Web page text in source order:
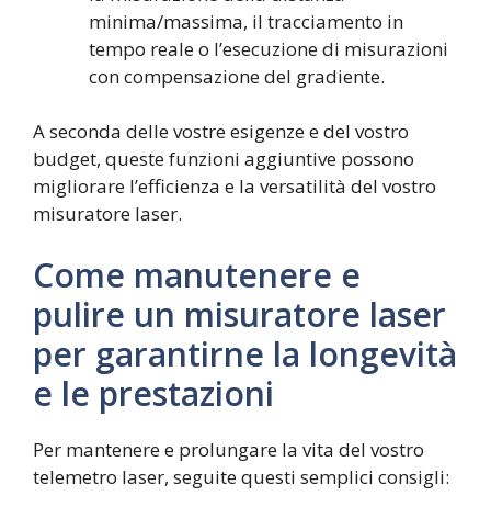
minima/massima, il tracciamento in
tempo reale o l’esecuzione di misurazioni
con compensazione del gradiente.
A seconda delle vostre esigenze e del vostro
budget, queste funzioni aggiuntive possono
migliorare l’efficienza e la versatilità del vostro
misuratore laser.
Come manutenere e
pulire un misuratore laser
per garantirne la longevità
e le prestazioni
Per mantenere e prolungare la vita del vostro
telemetro laser, seguite questi semplici consigli: